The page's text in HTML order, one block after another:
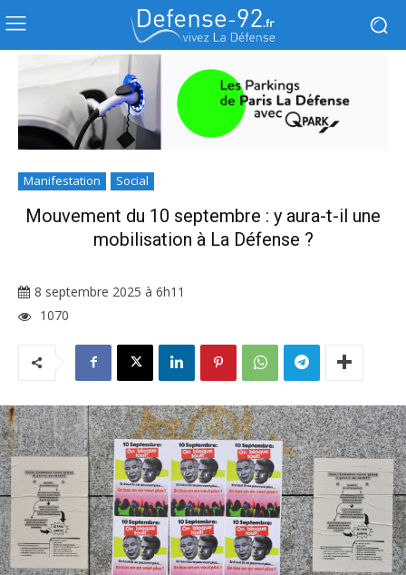
Manifestation Social
Mouvement du 10 septembre : y aura-t-il une
mobilisation à La Défense ?
8 septembre 2025 à 6h11
1070